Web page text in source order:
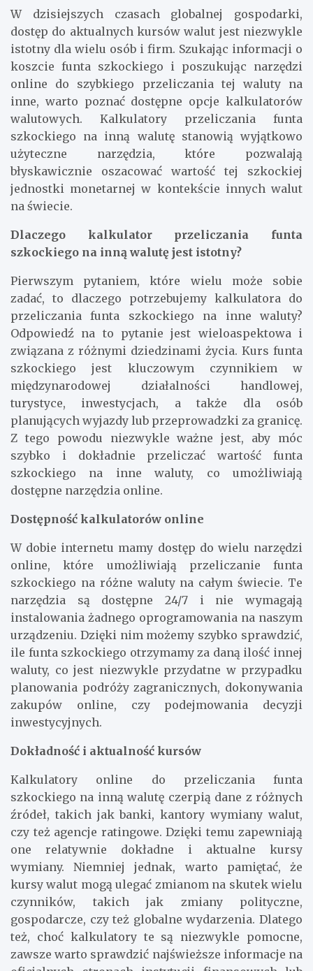
W dzisiejszych czasach globalnej gospodarki,
dostęp do aktualnych kursów walut jest niezwykle
istotny dla wielu osób i firm. Szukając informacji o
koszcie funta szkockiego i poszukując narzędzi
online do szybkiego przeliczania tej waluty na
inne, warto poznać dostępne opcje kalkulatorów
walutowych. Kalkulatory przeliczania funta
szkockiego na inną walutę stanowią wyjątkowo
użyteczne narzędzia, które pozwalają
błyskawicznie oszacować wartość tej szkockiej
jednostki monetarnej w kontekście innych walut
na świecie.
Dlaczego kalkulator przeliczania funta
szkockiego na inną walutę jest istotny?
Pierwszym pytaniem, które wielu może sobie
zadać, to dlaczego potrzebujemy kalkulatora do
przeliczania funta szkockiego na inne waluty?
Odpowiedź na to pytanie jest wieloaspektowa i
związana z różnymi dziedzinami życia. Kurs funta
szkockiego jest kluczowym czynnikiem w
międzynarodowej działalności handlowej,
turystyce, inwestycjach, a także dla osób
planujących wyjazdy lub przeprowadzki za granicę.
Z tego powodu niezwykle ważne jest, aby móc
szybko i dokładnie przeliczać wartość funta
szkockiego na inne waluty, co umożliwiają
dostępne narzędzia online.
Dostępność kalkulatorów online
W dobie internetu mamy dostęp do wielu narzędzi
online, które umożliwiają przeliczanie funta
szkockiego na różne waluty na całym świecie. Te
narzędzia są dostępne 24/7 i nie wymagają
instalowania żadnego oprogramowania na naszym
urządzeniu. Dzięki nim możemy szybko sprawdzić,
ile funta szkockiego otrzymamy za daną ilość innej
waluty, co jest niezwykle przydatne w przypadku
planowania podróży zagranicznych, dokonywania
zakupów online, czy podejmowania decyzji
inwestycyjnych.
Dokładność i aktualność kursów
Kalkulatory online do przeliczania funta
szkockiego na inną walutę czerpią dane z różnych
źródeł, takich jak banki, kantory wymiany walut,
czy też agencje ratingowe. Dzięki temu zapewniają
one relatywnie dokładne i aktualne kursy
wymiany. Niemniej jednak, warto pamiętać, że
kursy walut mogą ulegać zmianom na skutek wielu
czynników, takich jak zmiany polityczne,
gospodarcze, czy też globalne wydarzenia. Dlatego
też, choć kalkulatory te są niezwykle pomocne,
zawsze warto sprawdzić najświeższe informacje na